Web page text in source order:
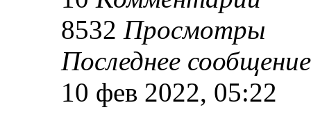
8532 Просмотры
Последнее
10 фев 2022, 05:22